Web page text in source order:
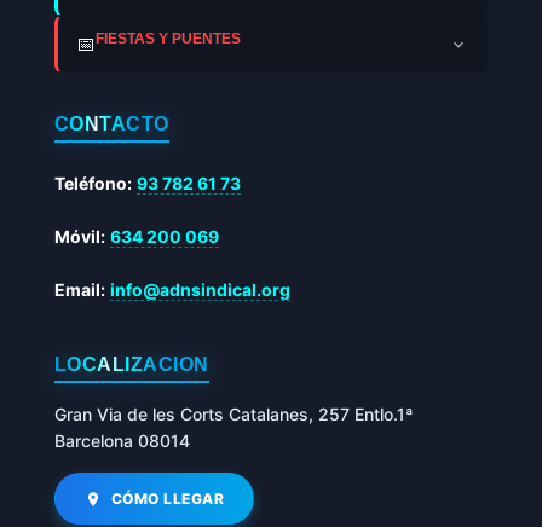
📅FIESTAS Y PUENTES
CONTACTO
Teléfono: 93 782 61 73
Móvil: 634 200 069
Email: info@adnsindical.org
LOCALIZACIÓN
Gran Via de les Corts Catalanes, 257 Entlo.1ª
Barcelona 08014
CÓMO LLEGAR